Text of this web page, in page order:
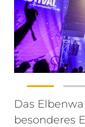
Das
besonderes